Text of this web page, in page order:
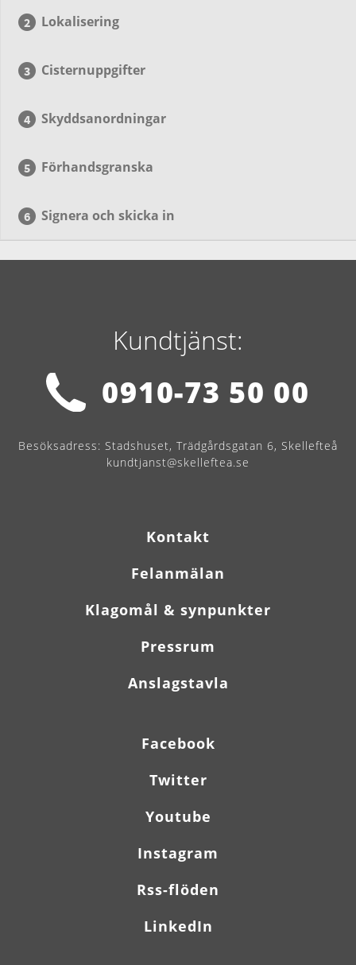
Lokalisering
Cisternuppgifter
Skyddsanordningar
Förhandsgranska
Signera och skicka in
Kundtjänst:
0910-73 50 00
Besöksadress: Stadshuset, Trädgårdsgatan 6, Skellefteå
kundtjanst@skelleftea.se
Kontakt
Felanmälan
Klagomål & synpunkter
Pressrum
Anslagstavla
Facebook
Twitter
Youtube
Instagram
Rss-flöden
LinkedIn